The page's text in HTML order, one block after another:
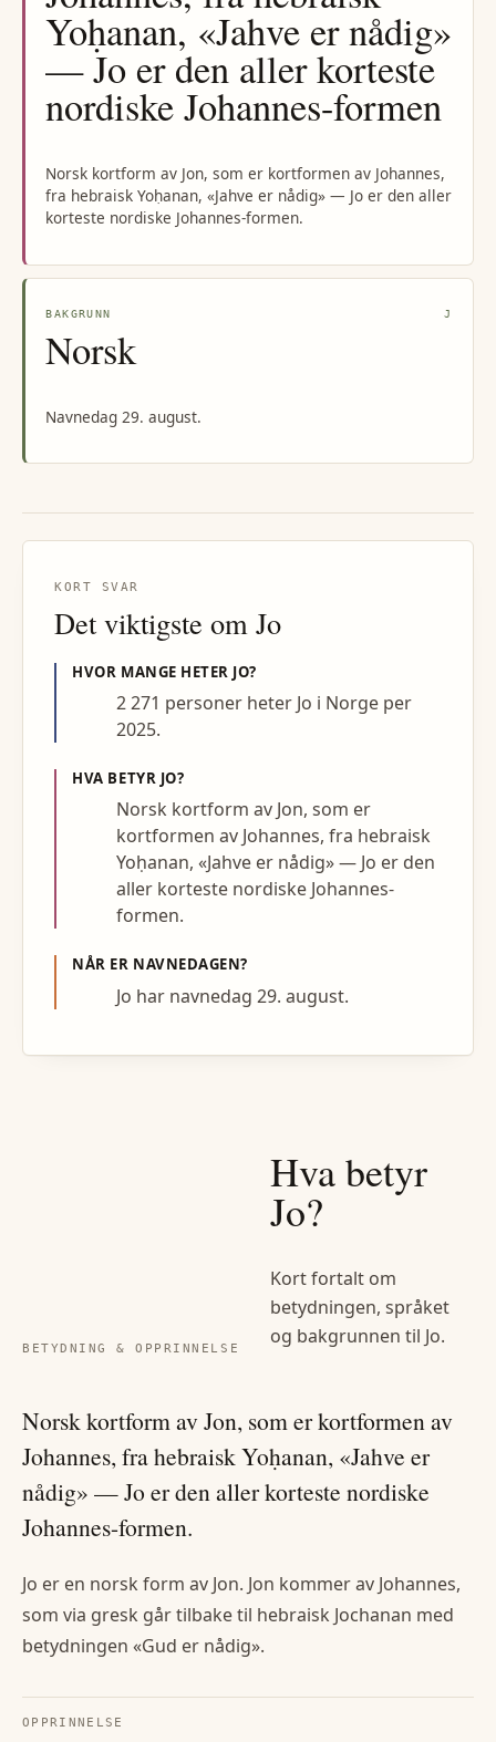
Yoḥanan, «Jahve er nådig»
— Jo er den aller korteste
nordiske Johannes-formen
Norsk kortform av Jon, som er kortformen av Johannes,
fra hebraisk Yoḥanan, «Jahve er nådig» — Jo er den aller
korteste nordiske Johannes-formen.
BAKGRUNN J
Norsk
Navnedag 29. august.
KORT SVAR
Det viktigste om Jo
HVOR MANGE HETER JO?
2 271 personer heter Jo i Norge per
2025.
HVA BETYR JO?
Norsk kortform av Jon, som er
kortformen av Johannes, fra hebraisk
Yoḥanan, «Jahve er nådig» — Jo er den
aller korteste nordiske Johannes-
formen.
NÅR ER NAVNEDAGEN?
Jo har navnedag 29. august.
BETYDNING & OPPRINNELSE
Hva betyr
Jo?
Kort fortalt om
betydningen, språket
og bakgrunnen til Jo.
Norsk kortform av Jon, som er kortformen av
Johannes, fra hebraisk Yoḥanan, «Jahve er
nådig» — Jo er den aller korteste nordiske
Johannes-formen.
Jo er en norsk form av Jon. Jon kommer av Johannes,
som via gresk går tilbake til hebraisk Jochanan med
betydningen «Gud er nådig».
OPPRINNELSE